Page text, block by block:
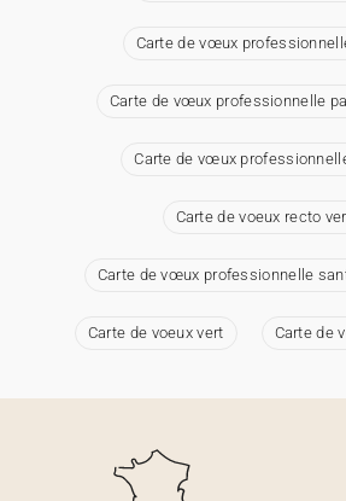
Carte de vœux
Carte de vœux professionnelle
Carte de vœux
Carte de voeux recto
Carte de vœux professionnelle
Carte de voeux vert Carte de